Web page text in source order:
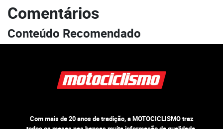
Comentários
Conteúdo Recomendado
Com mais de 20 anos de tradição, a MOTOCICLISMO traz